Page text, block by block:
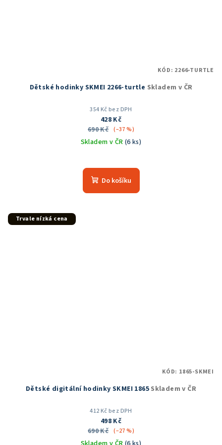
Dětské hodinky SKMEI 2266-turtle Skladem v ČR
354 Kč bez DPH
428 Kč
690 Kč (–37 %)
Skladem v ČR (6 ks)
Do košíku
KÓD: 2266-TURTLE
Trvale nízká cena
Dětské digitální hodinky SKMEI 1865 Skladem v ČR
412 Kč bez DPH
498 Kč
690 Kč (–27 %)
KÓD: 1865-SKMEI